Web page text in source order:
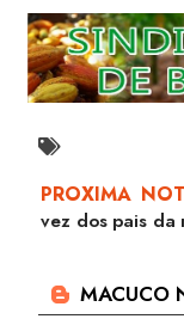
vez dos pais da